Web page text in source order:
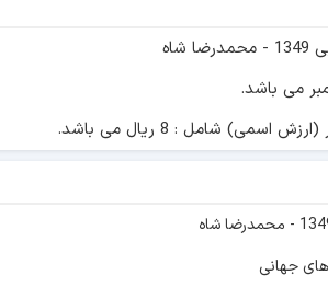
شامل : 8 ریال می باشد.
جهانی